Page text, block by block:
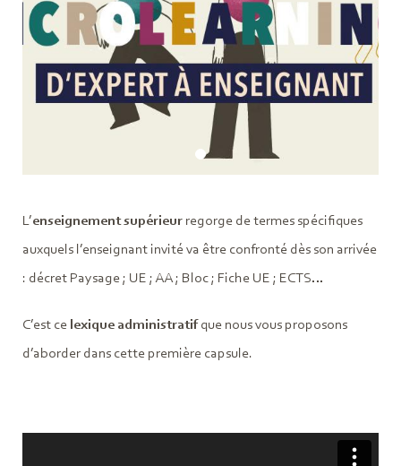
L’enseignement supérieur regorge de termes spécifiques
auxquels l’enseignant invité va être confronté dès son arrivée
: décret Paysage ; UE ; AA ; Bloc ; Fiche UE ; ECTS…
C’est ce lexique administratif que nous vous proposons
d’aborder dans cette première capsule.